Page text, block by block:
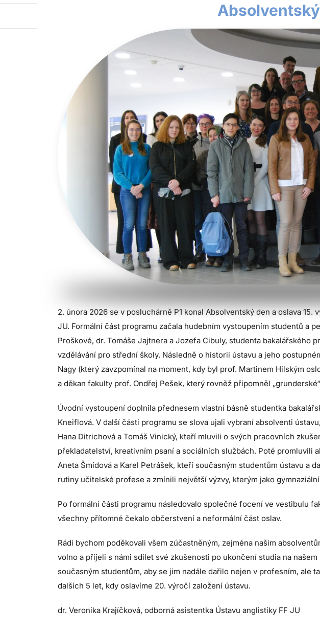
2. února 2026 se v posluchárně P1 konal Absolventský den a oslava
JU. Formální část programu začala hudebním vystoupením studentů a
Proškové, dr. Tomáše Jajtnera a Jozefa Cibuly, studenta bakalářského
vzdělávání pro střední školy. Následně o historii ústavu a jeho
Nagy (který zavzpomínal na moment, kdy byl prof. Martinem Hilským
a děkan fakulty prof. Ondřej Pešek, který rovněž připomněl
Úvodní vystoupení doplnila přednesem vlastní básně studentka
Kneiflová. V další části programu se slova ujali vybraní absolventi
Hana Ditrichová a Tomáš Vinický, kteří mluvili o svých pracovních
překladatelství, kreativním psaní a sociálních službách. Poté promluvili
Aneta Šmídová a Karel Petrášek, kteří současným studentům ústavu a
rutiny učitelské profese a zmínili největší výzvy, kterým jako
Po formální části programu následovalo společné focení ve vestibulu
všechny přítomné čekalo občerstvení a neformální část oslav.
Rádi bychom poděkovali všem zúčastněným, zejména našim
volno a přijeli s námi sdílet své zkušenosti po ukončení studia na
současným studentům, aby se jim nadále dařilo nejen v profesním, ale
dalších 5 let, kdy oslavíme 20. výročí založení ústavu.
dr. Veronika Krajíčková, odborná asistentka Ústavu anglistiky FF JU